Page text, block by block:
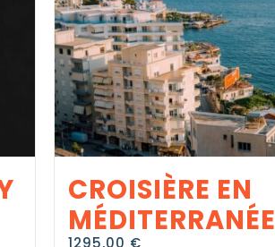
CROISIÈRE EN
MÉDITERRANÉE
1295,00 €